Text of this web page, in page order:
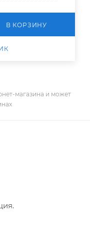
В КОРЗИНУ
магазина и может